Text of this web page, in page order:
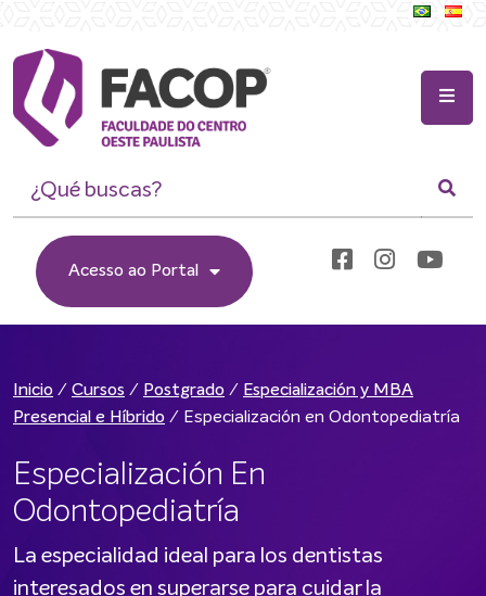
Acesso ao Portal
Inicio / Cursos / Postgrado / Especialización y MBA
Presencial e Híbrido / Especialización en Odontopediatría
Especialización En
Odontopediatría
La especialidad ideal para los dentistas
interesados en superarse para cuidar la